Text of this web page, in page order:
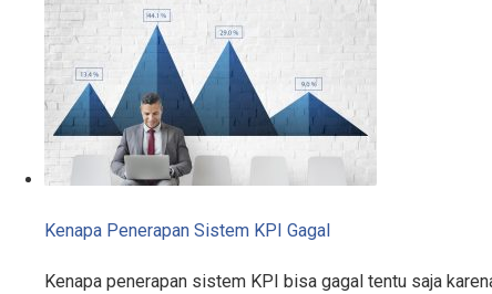
Kenapa Penerapan Sistem KPI Gagal
Kenapa penerapan sistem KPI bisa gagal tentu saja